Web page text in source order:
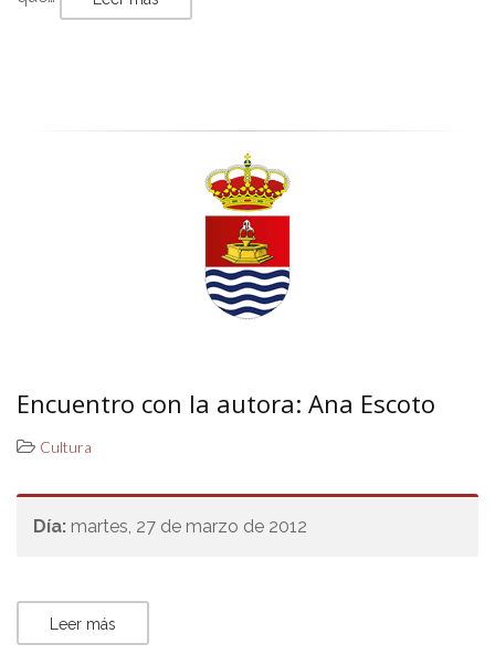
Encuentro con la autora: Ana Escoto
Cultura
Día: martes, 27 de marzo de 2012
Leer más